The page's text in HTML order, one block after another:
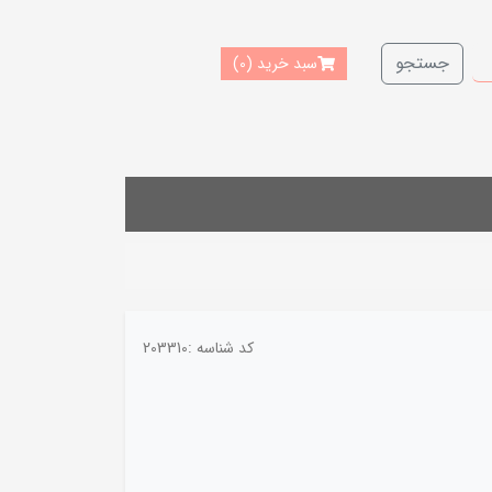
جستجو سبد خرید (0)
کد شناسه :203310